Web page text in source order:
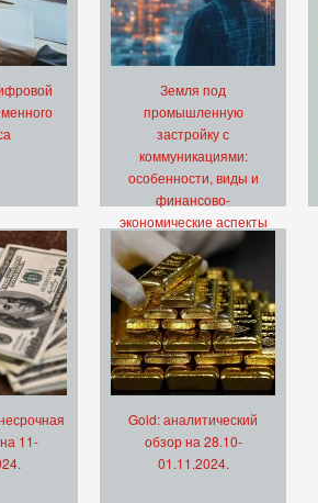
Земля под
промышленную
застройку с
коммуникациями:
особенности, виды и
финансово-
экономические аспекты
11-
Gold: аналитический
обзор на 28.10-
01.11.2024.